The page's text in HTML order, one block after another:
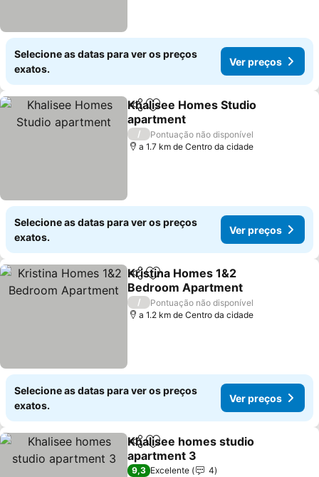
Selecione as datas para ver os preços
exatos.
Ver preços
PartilharAdicionar aos favoritos
Khalisee Homes Studio
apartment
/
Pontuação não disponível
a 1.7 km de Centro da cidade
Selecione as datas para ver os preços
exatos.
Ver preços
PartilharAdicionar aos favoritos
Kristina Homes 1&2
Bedroom Apartment
/
Pontuação não disponível
a 1.2 km de Centro da cidade
Selecione as datas para ver os preços
exatos.
Ver preços
PartilharAdicionar aos favoritos
Khalisee homes studio
apartment 3
9,3 Excelente
4